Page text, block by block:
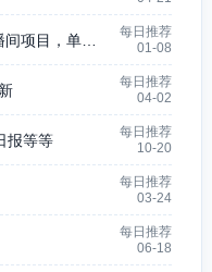
每日推荐
01-08
每日推荐
04-02
报等等
每日推荐
10-20
每日推荐
03-24
每日推荐
06-18